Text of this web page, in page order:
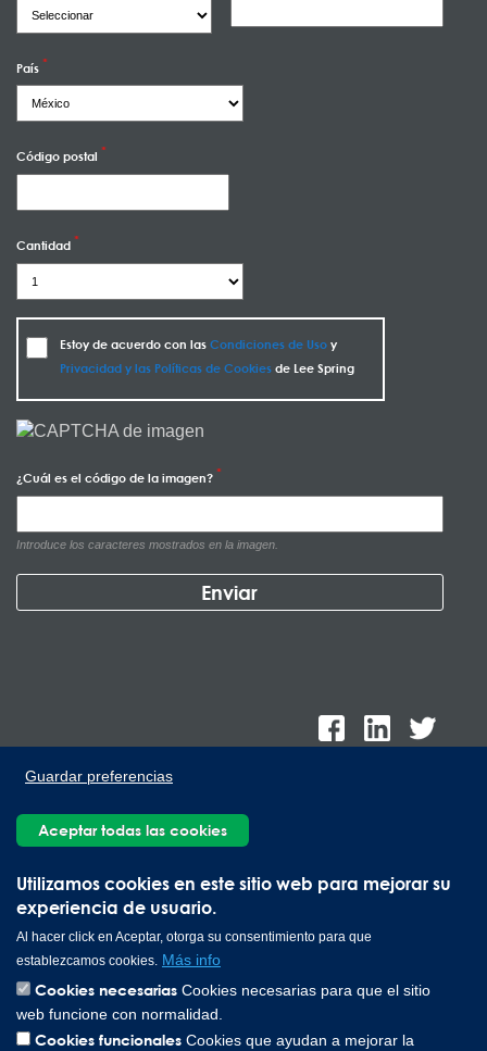
Utilizamos cookies en este sitio web para mejorar su
experiencia de usuario.
Al hacer click en Aceptar, otorga su consentimiento para que
establezcamos cookies. Más info
Cookies necesarias Cookies necesarias para que el sitio
web funcione con normalidad.
Cookies funcionales Cookies que ayudan a mejorar la
Guardar preferencias
Aceptar todas las cookies
País
Código postal
Cantidad
Estoy de acuerdo con las Condiciones de Usoy
Privacidad y las Políticas de Cookiesde Lee Spring
¿Cuál es el código de la imagen?
Introduce los caracteres mostrados en la imagen.
Lee Spring de México, Ave. Apolo 519 Edificio 22, Parque
Industrial Kalos del Poniente, Carretera Monterrey-Saltillo Km.9,
Santa Catarina N.L. 66367 | 800 110 25 00